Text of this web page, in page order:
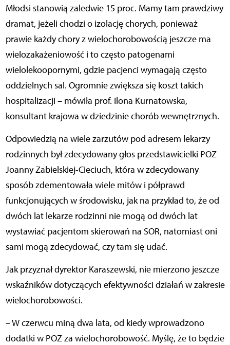
Młodsi stanowią zaledwie 15 proc. Mamy tam prawdziwy
dramat, jeżeli chodzi o izolację chorych, ponieważ
prawie każdy chory z wielochorobowością jeszcze ma
wielozakażeniowość i to często patogenami
wielolekoopornymi, gdzie pacjenci wymagają często
oddzielnych sal. Ogromnie zwiększa się koszt takich
hospitalizacji – mówiła prof. Ilona Kurnatowska,
konsultant krajowa w dziedzinie chorób wewnętrznych.
Odpowiedzią na wiele zarzutów pod adresem lekarzy
rodzinnych był zdecydowany głos przedstawicielki POZ
Joanny Zabielskiej-Cieciuch, która w zdecydowany
sposób zdementowała wiele mitów i półprawd
funkcjonujących w środowisku, jak na przykład to, że od
dwóch lat lekarze rodzinni nie mogą od dwóch lat
wystawiać pacjentom skierowań na SOR, natomiast oni
sami mogą zdecydować, czy tam się udać.
Jak przyznał dyrektor Karaszewski, nie mierzono jeszcze
wskaźników dotyczących efektywności działań w zakresie
wielochorobowości.
– W czerwcu miną dwa lata, od kiedy wprowadzono
dodatki w POZ za wielochorobowość. Myślę, że to będzie